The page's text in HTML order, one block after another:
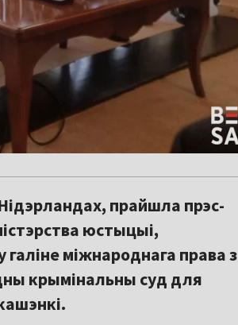
прайшла прэс-
юстыцыі,
міжнароднага права з
крымінальны суд для